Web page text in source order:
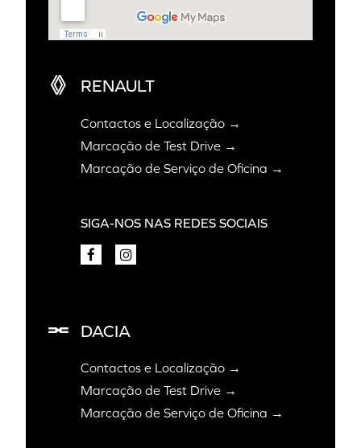
RENAULT
Contactos e Localização →
Marcação de Test Drive →
Marcação de Serviço de Oficina →
SIGA-NOS NAS REDES SOCIAIS
DACIA
Contactos e Localização →
Marcação de Test Drive →
Marcação de Serviço de Oficina →